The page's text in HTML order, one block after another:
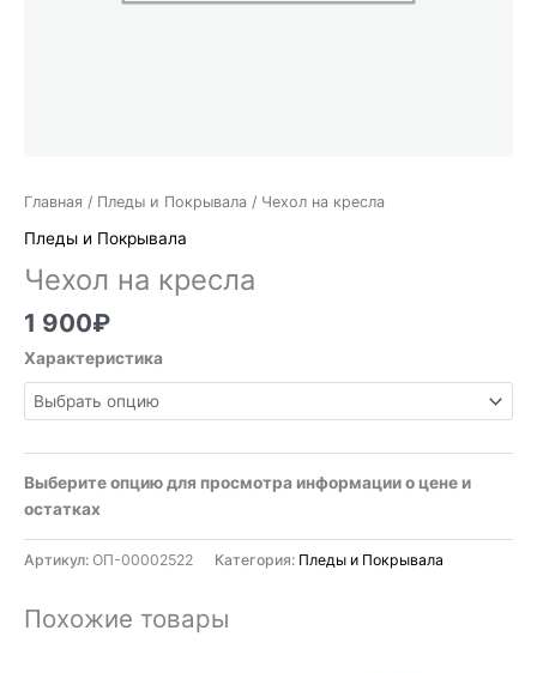
Главная / Пледы и Покрывала / Чехол на кресла
Пледы и Покрывала
Чехол на кресла
1 900₽
Характеристика
Выберите опцию для просмотра информации о цене и
остатках
Артикул: ОП-00002522 Категория: Пледы и Покрывала
Похожие товары